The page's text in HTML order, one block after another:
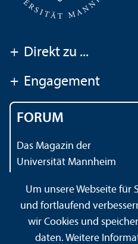
+ Direkt zu ...
+ Engagement
FORUM
Das Magazin der
Universität Mannheim
Kontakt Impressum
Gebärdensprache
Um unsere Webseite für
und fortlaufend
wir Cookies und
daten. Weitere